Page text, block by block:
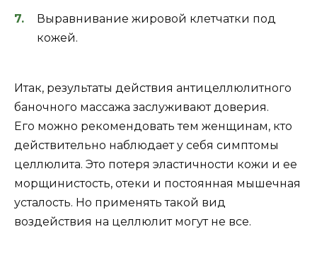
Выравнивание жировой клетчатки под
кожей.
Итак, результаты действия антицеллюлитного
баночного массажа заслуживают доверия.
Его можно рекомендовать тем женщинам, кто
действительно наблюдает у себя симптомы
целлюлита. Это потеря эластичности кожи и ее
морщинистость, отеки и постоянная мышечная
усталость. Но применять такой вид
воздействия на целлюлит могут не все.